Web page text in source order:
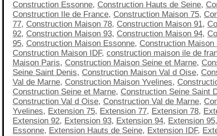
Construction Essonne, Construction Hauts de Seine,
Construction Ile de France, Construction Maison 75,
77, Construction Maison 78, Construction Maison 91,
92, Construction Maison 93, Construction Maison 94,
95, Construction Maison Essonne, Construction Maison
Construction Maison IDF, construction maison ile de
Maison Paris, Construction Maison Seine et Marne,
Seine Saint Denis, Construction Maison Val d Oise,
Val de Marne, Construction Maison Yvelines,
Construction Seine et Marne, Construction Seine Saint
Construction Val d Oise, Construction Val de Marne,
Yvelines, Extension 75, Extension 77, Extension 78,
Extension 92, Extension 93, Extension 94, Extension 95
Essonne, Extension Hauts de Seine, Extension IDF,